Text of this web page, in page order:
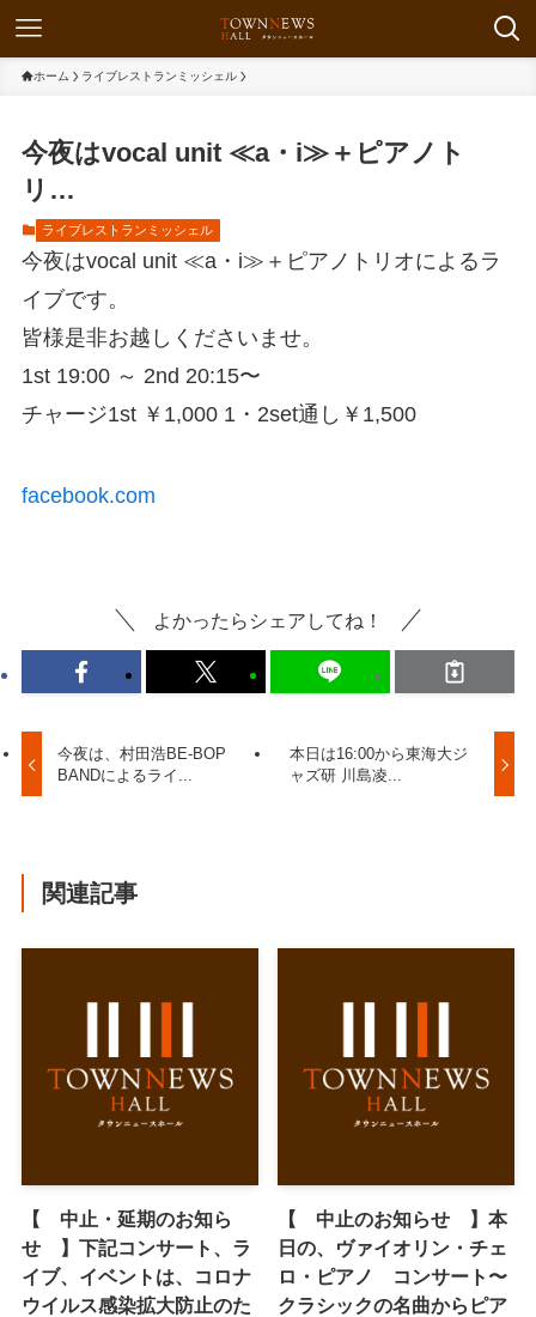
ホーム ライブレストランミッシェル
今夜はvocal unit ≪a・i≫＋ピアノト
リ…
ライブレストランミッシェル
今夜はvocal unit ≪a・i≫＋ピアノトリオによるラ
イブです。
皆様是非お越しくださいませ。
1st 19:00 ～ 2nd 20:15〜
チャージ1st ￥1,000 1・2set通し￥1,500
facebook.com
よかったらシェアしてね！
今夜は、村田浩BE-BOP
BANDによるライ...
本日は16:00から東海大ジ
ャズ研 川島凌...
関連記事
【 中止・延期のお知ら
せ 】下記コンサート、ラ
イブ、イベントは、コロナ
ウイルス感染拡大防止のた
【 中止のお知らせ 】本
日の、ヴァイオリン・チェ
ロ・ピアノ コンサート〜
クラシックの名曲からピア